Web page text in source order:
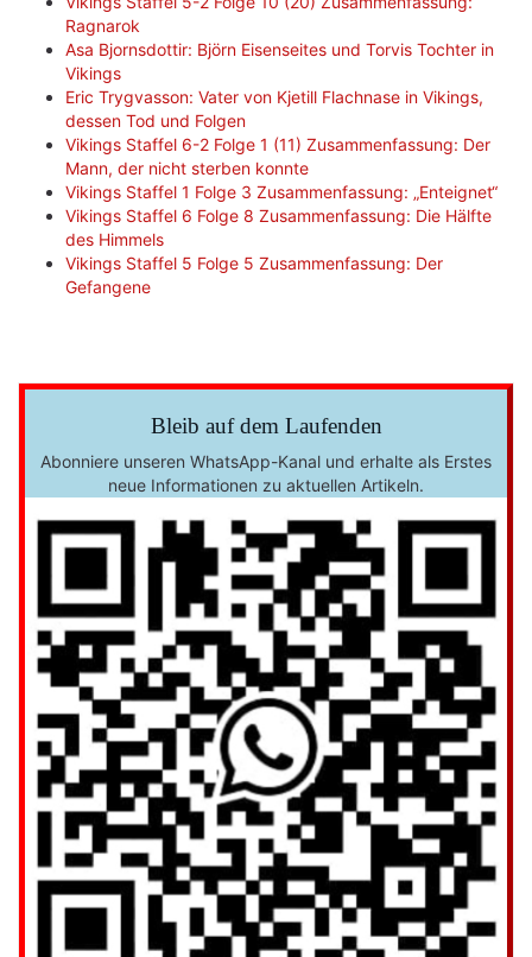
Ragnarok
Asa Bjornsdottir: Björn Eisenseites und Torvis Tochter in
Vikings
Eric Trygvasson: Vater von Kjetill Flachnase in Vikings,
dessen Tod und Folgen
Vikings Staffel 6-2 Folge 1 (11) Zusammenfassung: Der
Mann, der nicht sterben konnte
Vikings Staffel 1 Folge 3 Zusammenfassung: „Enteignet“
Vikings Staffel 6 Folge 8 Zusammenfassung: Die Hälfte
des Himmels
Vikings Staffel 5 Folge 5 Zusammenfassung: Der
Gefangene
Bleib auf dem Laufenden
Abonniere unseren WhatsApp-Kanal und erhalte als Erstes
neue Informationen zu aktuellen Artikeln.